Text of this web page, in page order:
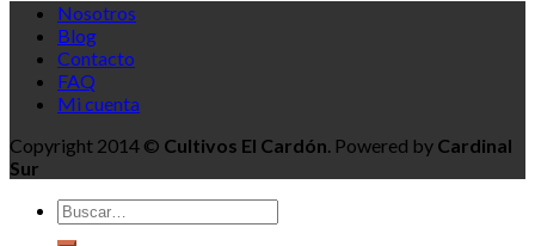
Nosotros
Blog
Contacto
FAQ
Mi cuenta
Copyright 2014 © Cultivos El Cardón. Powered by Cardinal
Sur